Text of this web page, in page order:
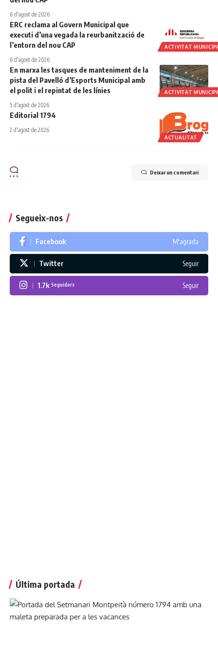
6 d'agost de 2026
ACTIVITAT
ERC reclama al Govern Municipal que
executi d’una vegada la reurbanització de
l’entorn del nou CAP
6 d'agost de 2026
ACTIVITAT
En marxa les tasques de manteniment de la
pista del Pavelló d’Esports Municipal amb
el polit i el repintat de les línies
5 d'agost de 2026
ACTUALITAT
Editorial 1794
2 d'agost de 2026
Deixar un comentari
Segueix-nos
Facebook M'agrada
Twitter Seguir
1.7k Seguidors Seguir
Última portada